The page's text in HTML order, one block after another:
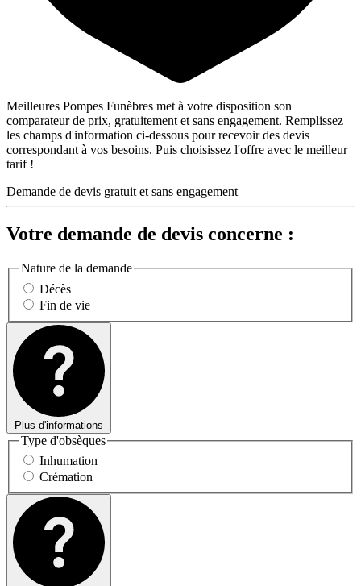
Meilleures Pompes Funèbres met à votre disposition son
comparateur de prix, gratuitement et sans engagement. Remplissez
les champs d'information ci-dessous pour recevoir des devis
correspondant à vos besoins. Puis choisissez l'offre avec le meilleur
tarif !
Demande de devis gratuit et sans engagement
Votre demande de devis concerne :
Nature de la demande
Décès
Fin de vie
Plus d'informations
Type d'obsèques
Inhumation
Crémation